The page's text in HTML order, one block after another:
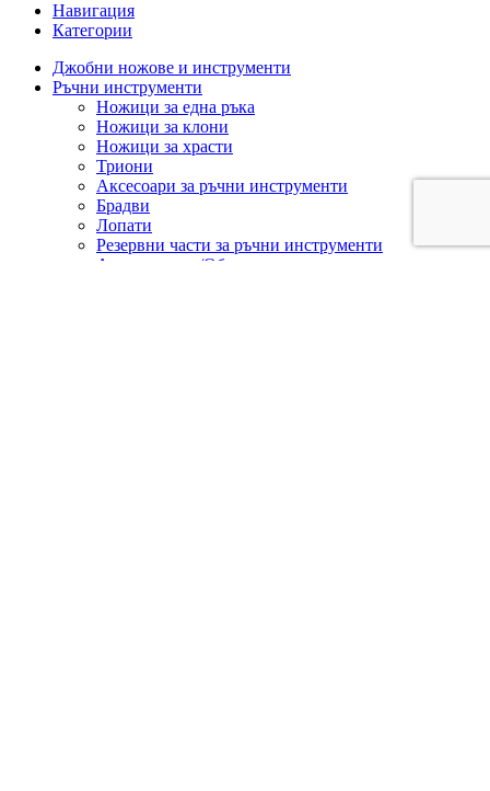
Навигация
Категории
Джобни ножове и инструменти
Ръчни инструменти
Ножици за една ръка
Ножици за клони
Ножици за храсти
Триони
Аксесоари за ръчни инструменти
Брадви
Лопати
Резервни части за ръчни инструменти
Ашладисване/Облагородяване